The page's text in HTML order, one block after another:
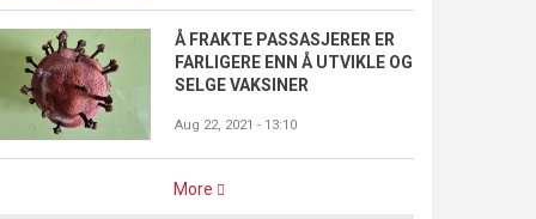
Å FRAKTE PASSASJERER ER
FARLIGERE ENN Å UTVIKLE OG
SELGE VAKSINER
Aug 22, 2021 - 13:10
More